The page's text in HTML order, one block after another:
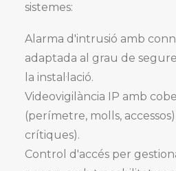
sistemes:
Alarma d'intrusió amb
adaptada al grau de
la instal·lació.
Videovigilància IP amb
(perímetre, molls,
crítiques).
Control d'accés per